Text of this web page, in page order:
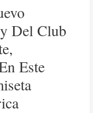
Del Club
Este